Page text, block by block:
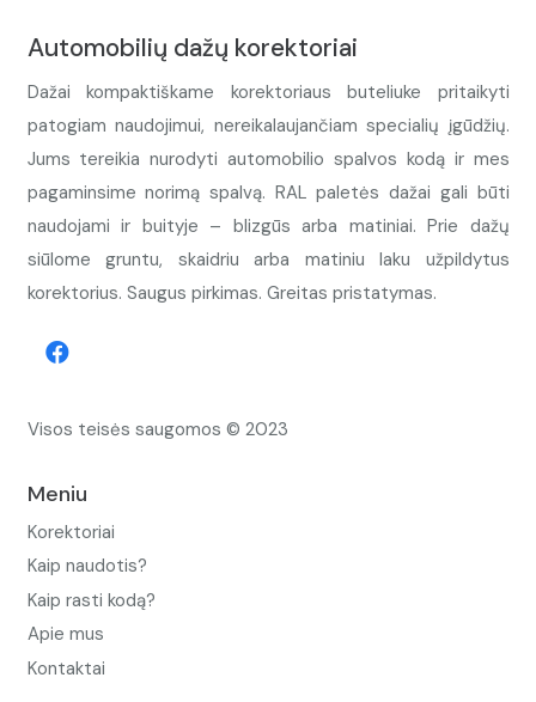
Automobilių dažų korektoriai
Dažai kompaktiškame korektoriaus buteliuke pritaikyti
patogiam naudojimui, nereikalaujančiam specialių įgūdžių.
Jums tereikia nurodyti automobilio spalvos kodą ir mes
pagaminsime norimą spalvą. RAL paletės dažai gali būti
naudojami ir buityje – blizgūs arba matiniai. Prie dažų
siūlome gruntu, skaidriu arba matiniu laku užpildytus
korektorius. Saugus pirkimas. Greitas pristatymas.
Visos teisės saugomos © 2023
Meniu
Korektoriai
Kaip naudotis?
Kaip rasti kodą?
Apie mus
Kontaktai